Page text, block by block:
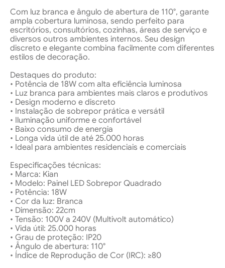
Com luz branca e ângulo de abertura de 110°, garante
ampla cobertura luminosa, sendo perfeito para
escritórios, consultórios, cozinhas, áreas de serviço e
diversos outros ambientes internos. Seu design
discreto e elegante combina facilmente com diferentes
estilos de decoração.
Destaques do produto:
• Potência de 18W com alta eficiência luminosa
• Luz branca para ambientes mais claros e produtivos
• Design moderno e discreto
• Instalação de sobrepor prática e versátil
• Iluminação uniforme e confortável
• Baixo consumo de energia
• Longa vida útil de até 25.000 horas
• Ideal para ambientes residenciais e comerciais
Especificações técnicas:
• Marca: Kian
• Modelo: Painel LED Sobrepor Quadrado
• Potência: 18W
• Cor da luz: Branca
• Dimensão: 22cm
• Tensão: 100V a 240V (Multivolt automático)
• Vida útil: 25.000 horas
• Grau de proteção: IP20
• Ângulo de abertura: 110°
• Índice de Reprodução de Cor (IRC): ≥80